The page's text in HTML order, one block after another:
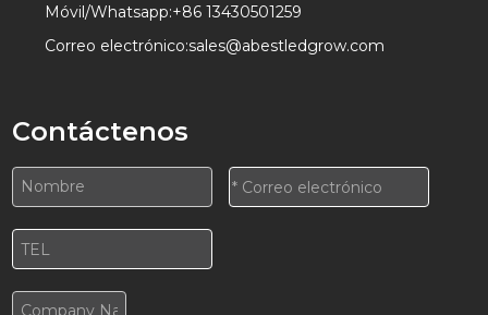
Móvil/Whatsapp:+86 13430501259
Correo electrónico:sales@abestledgrow.com
Contáctenos